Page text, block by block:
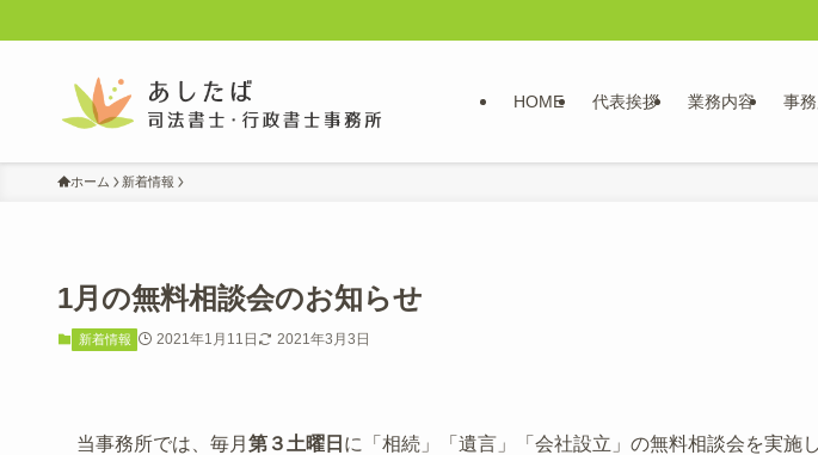
HOME 代表挨拶 業務内容 事
ホーム 新着情報
1月の無料相談会のお知らせ
新着情報 2021年1月11日 2021年3月3日
当事務所では、毎月 第３土曜日 に「相続」「遺言」「会社設立」の無料相談会を実施